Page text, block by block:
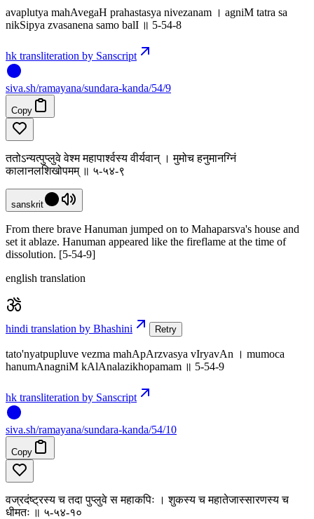
avaplutya mahAvegaH prahastasya nivezanam । agniM tatra sa
nikSipya zvasanena samo balI ॥ 5-54-8
hk transliteration by Sanscript
siva.sh/ramayana/sundara-kanda/54/9
Copy
ततोऽन्यत्पुप्लुवे वेश्म महापार्श्वस्य वीर्यवान् । मुमोच हनुमानग्निं
कालानलशिखोपमम् ॥ ५-५४-९
sanskrit
From there brave Hanuman jumped on to Mahaparsva's house and
set it ablaze. Hanuman appeared like the fireflame at the time of
dissolution. [5-54-9]
english translation
hindi translation by Bhashini Retry
tato'nyatpupluve vezma mahApArzvasya vIryavAn । mumoca
hanumAnagniM kAlAnalazikhopamam ॥ 5-54-9
hk transliteration by Sanscript
siva.sh/ramayana/sundara-kanda/54/10
Copy
वज्रदंष्ट्रस्य च तदा पुप्लुवे स महाकपिः । शुकस्य च महातेजास्सारणस्य च
धीमतः ॥ ५-५४-१०